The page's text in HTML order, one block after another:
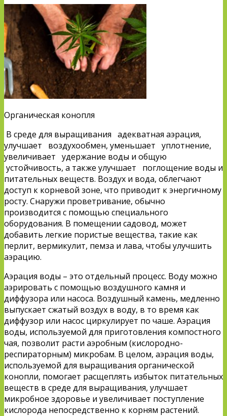
Органическая конопля
В среде для выращивания адекватная аэрация,
улучшает воздухообмен, уменьшает уплотнение,
увеличивает удержание воды и общую
устойчивость, а также улучшает поглощение воды и
питательных веществ. Воздух и вода, облегчают
доступ к корневой зоне, что приводит к энергичному
росту. Снаружи проветривание, обычно
производится с помощью специального
оборудования. В помещении садовод, может
добавить легкие пористые вещества, такие как
перлит, вермикулит, пемза и лава, чтобы улучшить
аэрацию.
Аэрация воды – это отдельный процесс. Воду можно
аэрировать с помощью воздушного камня и
диффузора или насоса. Воздушный камень, медленно
выпускает сжатый воздух в воду, в то время как
диффузор или насос циркулирует по чаше. Аэрация
воды, используемой для приготовления компостного
чая, позволит расти аэробным (кислородно-
респираторным) микробам. В целом, аэрация воды,
используемой для выращивания органической
конопли, помогает расщеплять избыток питательных
веществ в среде для выращивания, улучшает
микробное здоровье и увеличивает поступление
кислорода непосредственно к корням растений.